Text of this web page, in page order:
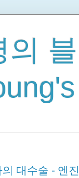
의
대수술 - 엔